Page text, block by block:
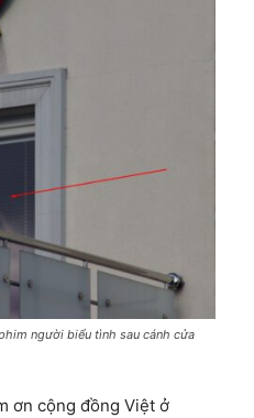
người biểu tình sau cánh cửa
ơn cộng đồng Việt ở